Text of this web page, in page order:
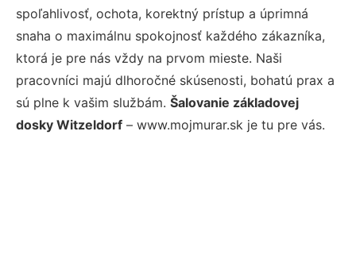
spoľahlivosť, ochota, korektný prístup a úprimná
snaha o maximálnu spokojnosť každého zákazníka,
ktorá je pre nás vždy na prvom mieste. Naši
pracovníci majú dlhoročné skúsenosti, bohatú prax a
sú plne k vašim službám. Šalovanie základovej
dosky Witzeldorf – www.mojmurar.sk je tu pre vás.